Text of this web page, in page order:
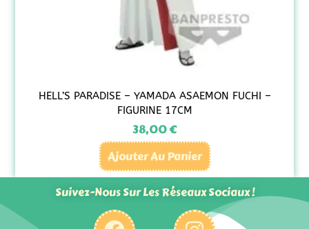
HELL’S PARADISE – YAMADA ASAEMON FUCHI –
FIGURINE 17CM
38,00€
Ajouter Au Panier
Suivez-Nous Sur Les Réseaux Sociaux !